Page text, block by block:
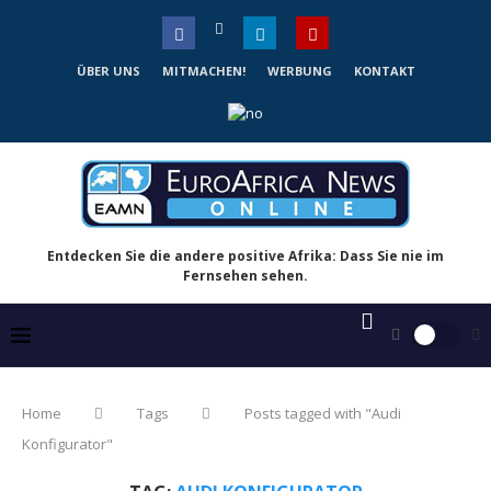
ÜBER UNS MITMACHEN! WERBUNG KONTAKT
Entdecken Sie die andere positive Afrika: Dass Sie nie im
Fernsehen sehen.
Home Tags
Posts tagged with "Audi
Konfigurator"